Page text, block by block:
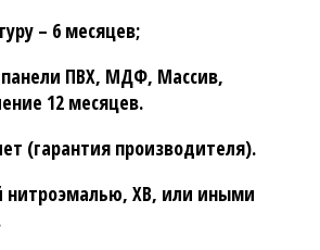
– 6 месяцев;
ПВХ, МДФ, Массив,
12 месяцев.
(гарантия производителя).
нитроэмалью, ХВ, или иными